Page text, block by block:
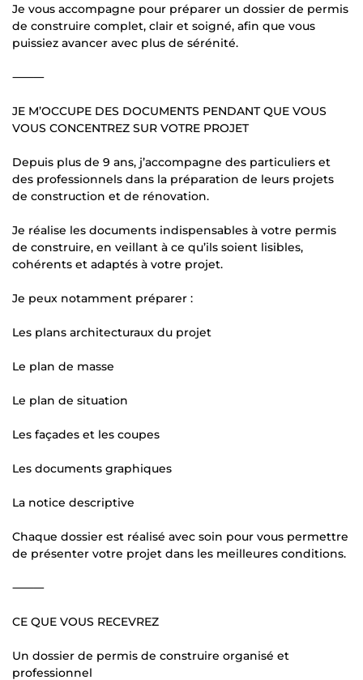
Je vous accompagne pour préparer un dossier de permis
de construire complet, clair et soigné, afin que vous
puissiez avancer avec plus de sérénité.
⸻
JE M’OCCUPE DES DOCUMENTS PENDANT QUE VOUS
VOUS CONCENTREZ SUR VOTRE PROJET
Depuis plus de 9 ans, j’accompagne des particuliers et
des professionnels dans la préparation de leurs projets
de construction et de rénovation.
Je réalise les documents indispensables à votre permis
de construire, en veillant à ce qu’ils soient lisibles,
cohérents et adaptés à votre projet.
Je peux notamment préparer :
Les plans architecturaux du projet
Le plan de masse
Le plan de situation
Les façades et les coupes
Les documents graphiques
La notice descriptive
Chaque dossier est réalisé avec soin pour vous permettre
de présenter votre projet dans les meilleures conditions.
⸻
CE QUE VOUS RECEVREZ
Un dossier de permis de construire organisé et
professionnel